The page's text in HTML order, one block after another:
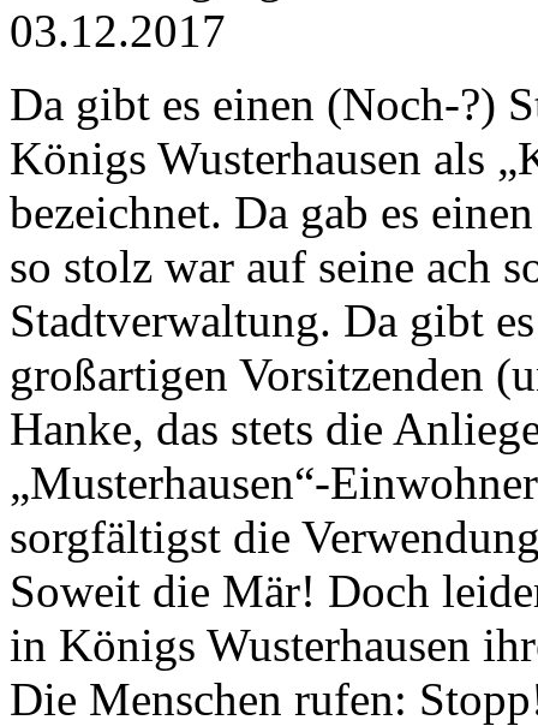
03.12.2017
Da gibt es einen (Noch-?)
Königs Wusterhausen als
bezeichnet. Da gab es
so stolz war auf seine ach
Stadtverwaltung. Da gibt
großartigen Vorsitzenden
Hanke, das stets die
„Musterhausen“-
sorgfältigst die
Soweit die Mär! Doch
in Königs Wusterhausen
Die Menschen rufen: